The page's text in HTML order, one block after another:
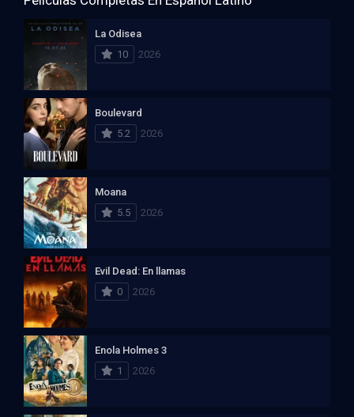
La Odisea
10
2026
Boulevard
5.2
2026
Moana
5.5
2026
Evil Dead: En llamas
0
2026
Enola Holmes 3
1
2026